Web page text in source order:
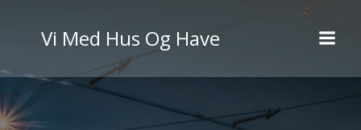
til
indhold
Vi Med Hus Og Have